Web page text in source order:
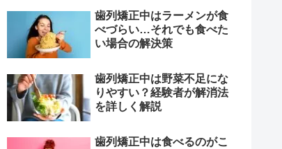
歯列矯正中はラーメンが食
べづらい…それでも食べた
い場合の解決策
歯列矯正中は野菜不足にな
りやすい？経験者が解消法
を詳しく解説
歯列矯正中は食べるのがこ